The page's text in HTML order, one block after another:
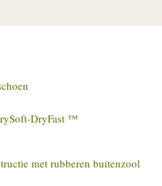
DryFast ™
met rubberen buitenzool